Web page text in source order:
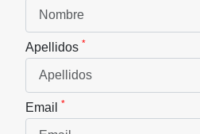
Apellidos *
Email *